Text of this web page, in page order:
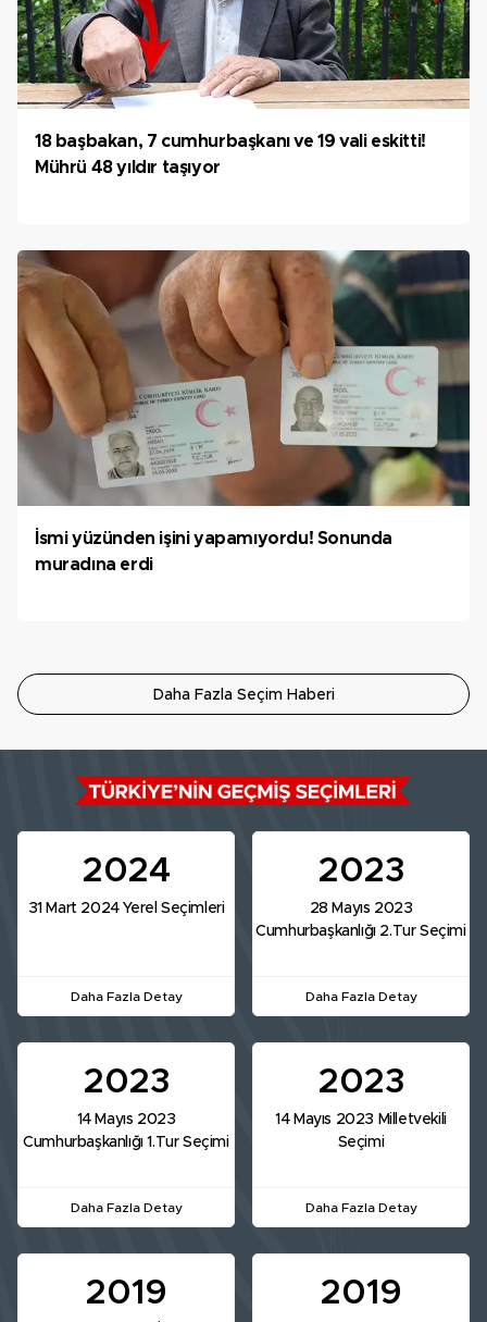
18 başbakan, 7 cumhurbaşkanı ve 19 vali eskitti!
Mührü 48 yıldır taşıyor
İsmi yüzünden işini yapamıyordu! Sonunda
muradına erdi
Daha Fazla Seçim Haberi
2024
31 Mart 2024 Yerel Seçimleri
Daha Fazla Detay
2023
28 Mayıs 2023
Cumhurbaşkanlığı 2.Tur Seçimi
Daha Fazla Detay
2023
14 Mayıs 2023
Cumhurbaşkanlığı 1.Tur Seçimi
Daha Fazla Detay
2023
14 Mayıs 2023 Milletvekili
Seçimi
Daha Fazla Detay
2019 2019